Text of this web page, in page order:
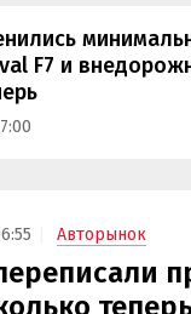
F7 и
Авторынок